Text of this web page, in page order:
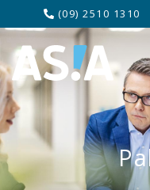
(09) 2510 1310